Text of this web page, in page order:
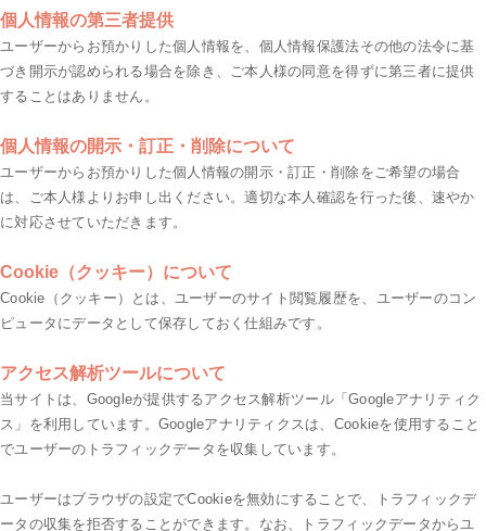
個人情報の第三者提供
ユーザーからお預かりした個人情報を、個人情報保護法その他の法令に基
づき開示が認められる場合を除き、ご本人様の同意を得ずに第三者に提供
することはありません。
個人情報の開示・訂正・削除について
ユーザーからお預かりした個人情報の開示・訂正・削除をご希望の場合
は、ご本人様よりお申し出ください。適切な本人確認を行った後、速やか
に対応させていただきます。
Cookie（クッキー）について
Cookie（クッキー）とは、ユーザーのサイト閲覧履歴を、ユーザーのコン
ピュータにデータとして保存しておく仕組みです。
アクセス解析ツールについて
当サイトは、Googleが提供するアクセス解析ツール「Googleアナリティク
ス」を利用しています。Googleアナリティクスは、Cookieを使用すること
でユーザーのトラフィックデータを収集しています。
ユーザーはブラウザの設定でCookieを無効にすることで、トラフィックデ
ータの収集を拒否することができます。なお、トラフィックデータからユ